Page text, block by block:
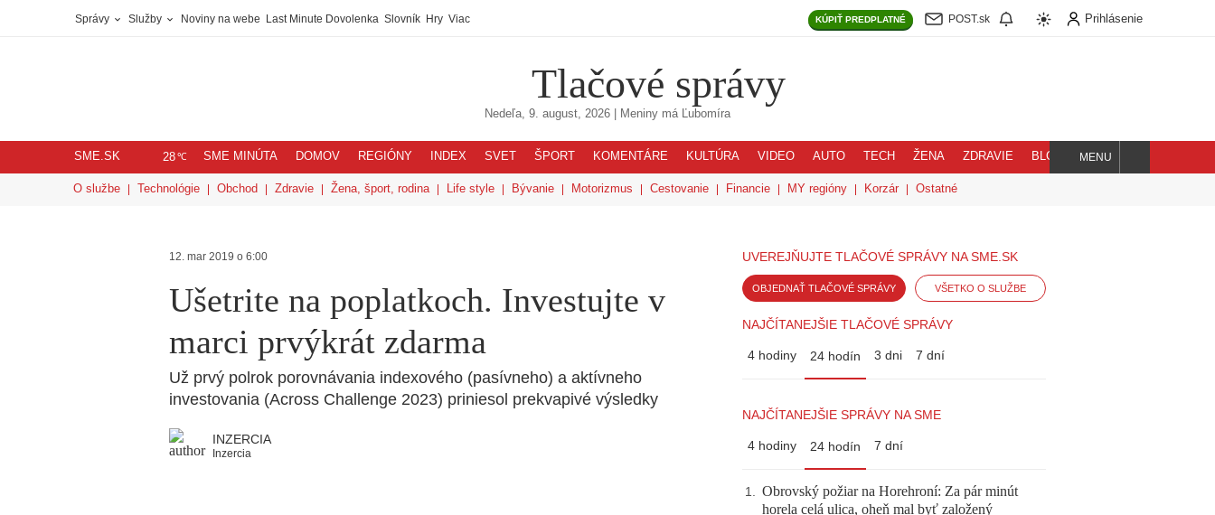
Správy Služby Noviny na webe Last Minute Dovolenka Slovník Hry Viac KÚPIŤ PREDPLATNÉ POST.sk Prihlásenie
Tlačové správy
Nedeľa, 9. august, 2026 | Meniny má Ľubomíra
SME.SK 28℃ SME MINÚTA DOMOV REGIÓNY INDEX SVET ŠPORT KOMENTÁRE KULTÚRA VIDEO AUTO TECH ŽENA ZDRAVIE BLOG
Hľadaj
MENU
O službe Technológie Obchod Zdravie Žena, šport, rodina Life style Bývanie Motorizmus Cestovanie Financie MY regióny Korzár Ostatné
12. mar 2019 o 6:00
Ušetrite na poplatkoch. Investujte v
marci prvýkrát zdarma
Už prvý polrok porovnávania indexového (pasívneho) a aktívneho
investovania (Across Challenge 2023) priniesol prekvapivé výsledky
INZERCIA
Inzercia
UVEREJŇUJTE TLAČOVÉ SPRÁVY NA SME.SK
OBJEDNAŤ TLAČOVÉ SPRÁVY VŠETKO O SLUŽBE
NAJČÍTANEJŠIE TLAČOVÉ SPRÁVY
4 hodiny 24 hodín 3 dni 7 dní
NAJČÍTANEJŠIE SPRÁVY NA SME
4 hodiny 24 hodín 7 dní
1. Obrovský požiar na Horehroní: Za pár minút
horela celá ulica, oheň mal byť založený